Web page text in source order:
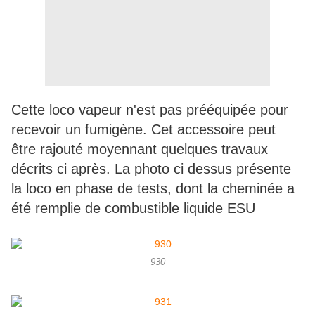
Cette loco vapeur n'est pas prééquipée pour
recevoir un fumigène. Cet accessoire peut
être rajouté moyennant quelques travaux
décrits ci après. La photo ci dessus présente
la loco en phase de tests, dont la cheminée a
été remplie de combustible liquide ESU
930